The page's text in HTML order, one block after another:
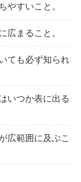
やすいこと。
広まること。
ても必ず知られ
いつか表に出る
広範囲に及ぶこ